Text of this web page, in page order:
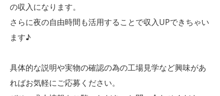
の収入になります。
さらに夜の自由時間も活用することで収入UPできちゃい
ます♪
具体的な説明や実物の確認の為の工場見学など興味があ
ればお気軽にご応募ください。